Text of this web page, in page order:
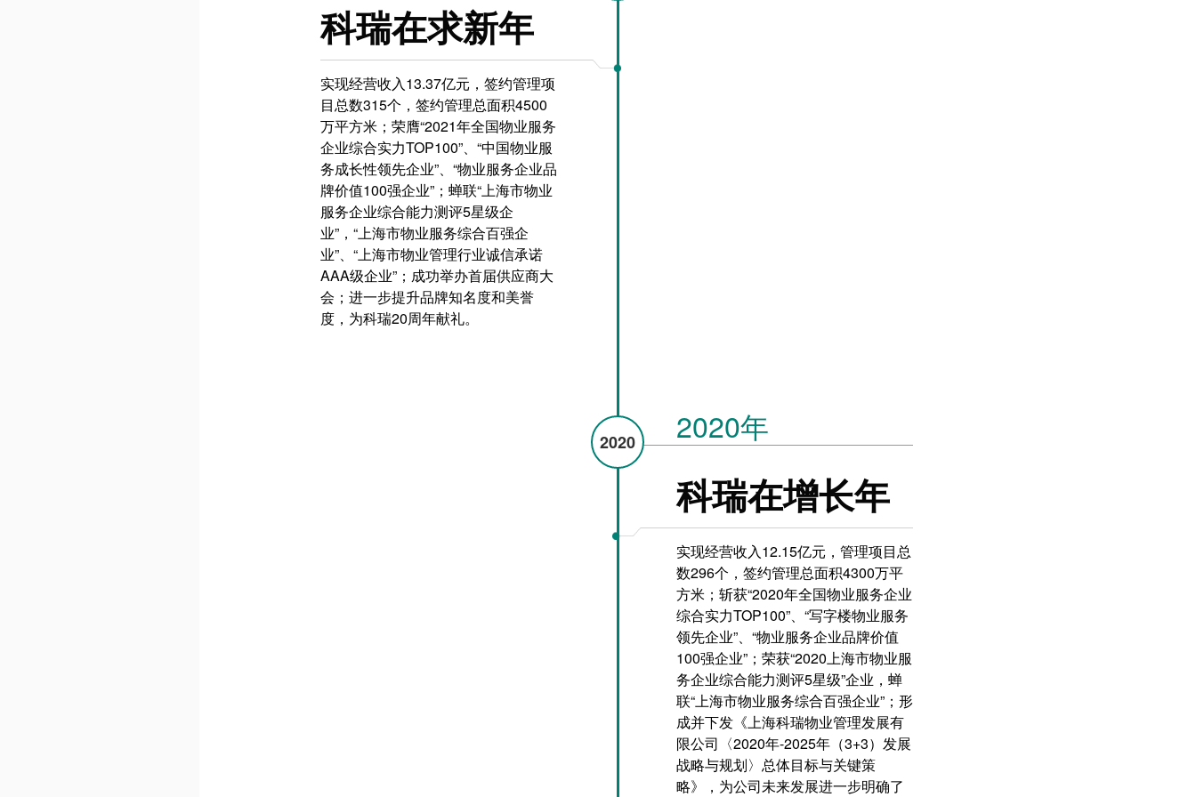
科瑞在求新年
实现经营收入13.37亿元，签约管理项
目总数315个，签约管理总面积4500
万平方米；荣膺“2021年全国物业服务
企业综合实力TOP100”、“中国物业服
务成长性领先企业”、“物业服务企业品
牌价值100强企业”；蝉联“上海市物业
服务企业综合能力测评5星级企
业”，“上海市物业服务综合百强企
业”、“上海市物业管理行业诚信承诺
AAA级企业”；成功举办首届供应商大
会；进一步提升品牌知名度和美誉
度，为科瑞20周年献礼。
2020 2020年
科瑞在增长年
实现经营收入12.15亿元，管理项目总
数296个，签约管理总面积4300万平
方米；斩获“2020年全国物业服务企业
综合实力TOP100”、“写字楼物业服务
领先企业”、“物业服务企业品牌价值
100强企业”；荣获“2020上海市物业服
务企业综合能力测评5星级”企业，蝉
联“上海市物业服务综合百强企业”；形
成并下发《上海科瑞物业管理发展有
限公司〈2020年-2025年（3+3）发展
战略与规划〉总体目标与关键策
略》，为公司未来发展进一步明确了